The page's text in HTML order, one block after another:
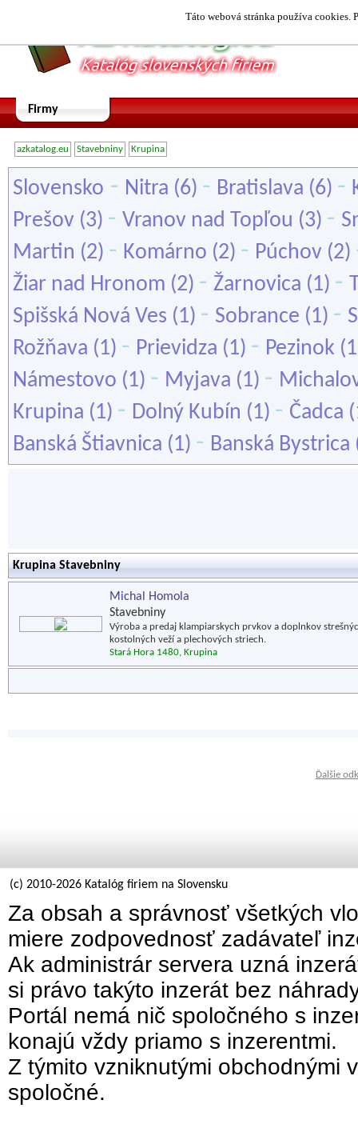
Táto webová stránka používa cookies.
Firmy
azkatalog.eu Stavebniny Krupina
Slovensko - Nitra (6) - Bratislava (6) -
Prešov (3) - Vranov nad Topľou (3) -
Martin (2) - Komárno (2) - Púchov (2)
Žiar nad Hronom (2) - Žarnovica (1) -
Spišská Nová Ves (1) - Sobrance (1) -
Rožňava (1) - Prievidza (1) - Pezinok
Námestovo (1) - Myjava (1) -
Krupina (1) - Dolný Kubín (1) - Čadca
Banská Štiavnica (1) - Banská Bystrica
Krupina Stavebniny
Michal Homola
Stavebniny
Výroba a predaj klampiarskych prvkov a doplnkov
kostolných veží a plechových striech.
Stará Hora 1480, Krupina
Ďalšie
(c) 2010-2026 Katalóg firiem na Slovensku
Za obsah a správnosť všetkých
miere zodpovednosť zadávateľ
Ak administrár servera uzná
si právo takýto inzerát bez
Portál nemá nič spoločného s
konajú vždy priamo s inzerentmi.
Z týmito vzniknutými obchodnými
spoločné.